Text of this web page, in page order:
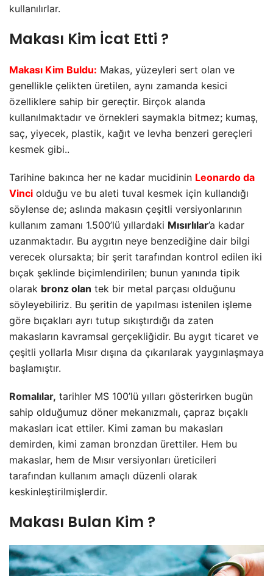
kullanılırlar.
Makası Kim İcat Etti ?
Makası Kim Buldu: Makas, yüzeyleri sert olan ve
genellikle çelikten üretilen, aynı zamanda kesici
özelliklere sahip bir gereçtir. Birçok alanda
kullanılmaktadır ve örnekleri saymakla bitmez; kumaş,
saç, yiyecek, plastik, kağıt ve levha benzeri gereçleri
kesmek gibi..
Tarihine bakınca her ne kadar mucidinin Leonardo da
Vinci olduğu ve bu aleti tuval kesmek için kullandığı
söylense de; aslında makasın çeşitli versiyonlarının
kullanım zamanı 1.500’lü yıllardaki Mısırlılar’a kadar
uzanmaktadır. Bu aygıtın neye benzediğine dair bilgi
verecek olursakta; bir şerit tarafından kontrol edilen iki
bıçak şeklinde biçimlendirilen; bunun yanında tipik
olarak bronz olan tek bir metal parçası olduğunu
söyleyebiliriz. Bu şeritin de yapılması istenilen işleme
göre bıçakları ayrı tutup sıkıştırdığı da zaten
makasların kavramsal gerçekliğidir. Bu aygıt ticaret ve
çeşitli yollarla Mısır dışına da çıkarılarak yaygınlaşmaya
başlamıştır.
Romalılar, tarihler MS 100’lü yılları gösterirken bugün
sahip olduğumuz döner mekanızmalı, çapraz bıçaklı
makasları icat ettiler. Kimi zaman bu makasları
demirden, kimi zaman bronzdan ürettiler. Hem bu
makaslar, hem de Mısır versiyonları üreticileri
tarafından kullanım amaçlı düzenli olarak
keskinleştirilmişlerdir.
Makası Bulan Kim ?